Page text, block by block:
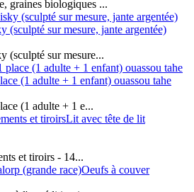
graines biologiques ...
(sculpté sur mesure, jante argentée)
(sculpté sur mesure...
(1 adulte + 1 enfant) ouassou tahe
(1 adulte + 1 e...
Lit avec tête de lit
et tiroirs - 14...
Oeufs à couver